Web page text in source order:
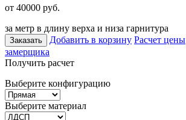
от 40000 руб.
за метр в длину верха и низа гарнитура
Заказать Добавить в корзину Расчет цены
замерщика
Получить расчет
Выберите конфигурацию
Выберите материал